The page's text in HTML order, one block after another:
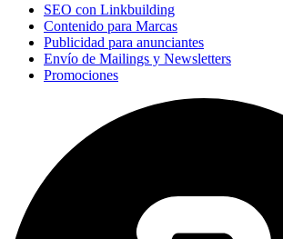
SEO con Linkbuilding
Contenido para Marcas
Publicidad para anunciantes
Envío de Mailings y Newsletters
Promociones